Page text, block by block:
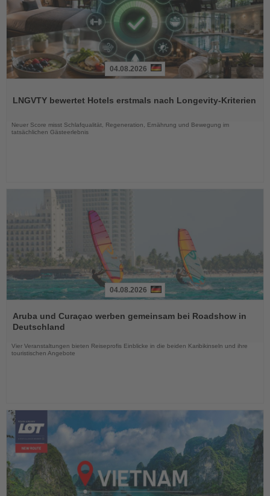
die
04.08.2026
LNGVTY bewertet Hotels erstmals nach Longevity-Kriterien
Neuer Score misst Schlafqualität, Regeneration, Ernährung und Bewegung im
tatsächlichen Gästeerlebnis
Sie
die
04.08.2026
Aruba und Curaçao werben gemeinsam bei Roadshow in
Deutschland
Vier Veranstaltungen bieten Reiseprofis Einblicke in die beiden Karibikinseln und ihre
touristischen Angebote